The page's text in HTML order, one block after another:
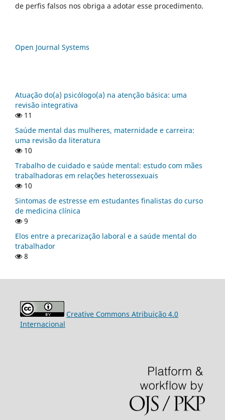
de perfis falsos nos obriga a adotar esse procedimento.
Open Journal Systems
Atuação do(a) psicólogo(a) na atenção básica: uma
revisão integrativa
11
Saúde mental das mulheres, maternidade e carreira:
uma revisão da literatura
10
Trabalho de cuidado e saúde mental: estudo com mães
trabalhadoras em relações heterossexuais
10
Sintomas de estresse em estudantes finalistas do curso
de medicina clínica
9
Elos entre a precarização laboral e a saúde mental do
trabalhador
8
Creative Commons Atribuição 4.0
Internacional